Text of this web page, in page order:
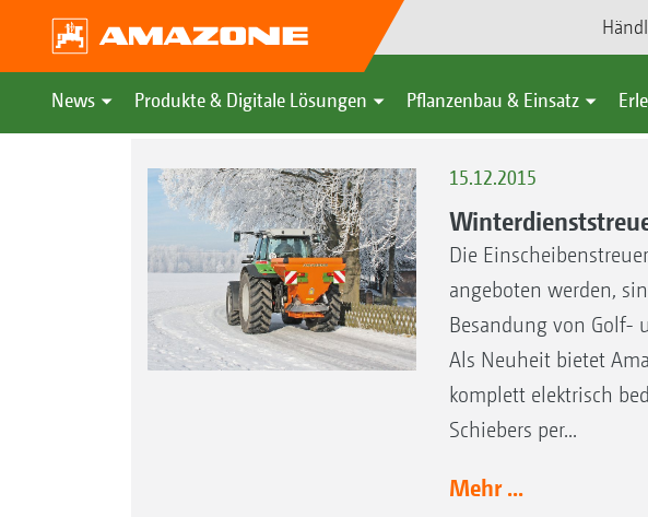
News Produkte & Digitale Lösungen Pflanzenbau & Einsatz
Presse-Archiv 2015
15.12.2015
Die
angeboten werden,
Besandung von Golf-
Als Neuheit bietet
komplett elektrisch
Schiebers per...
Mehr ...